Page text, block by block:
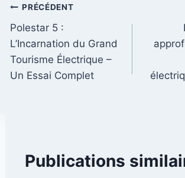
Navigation
de
l’article
PRÉCÉDENT
Polestar 5 :
L’Incarnation du Grand
Tourisme Électrique –
Un Essai Complet
Publications